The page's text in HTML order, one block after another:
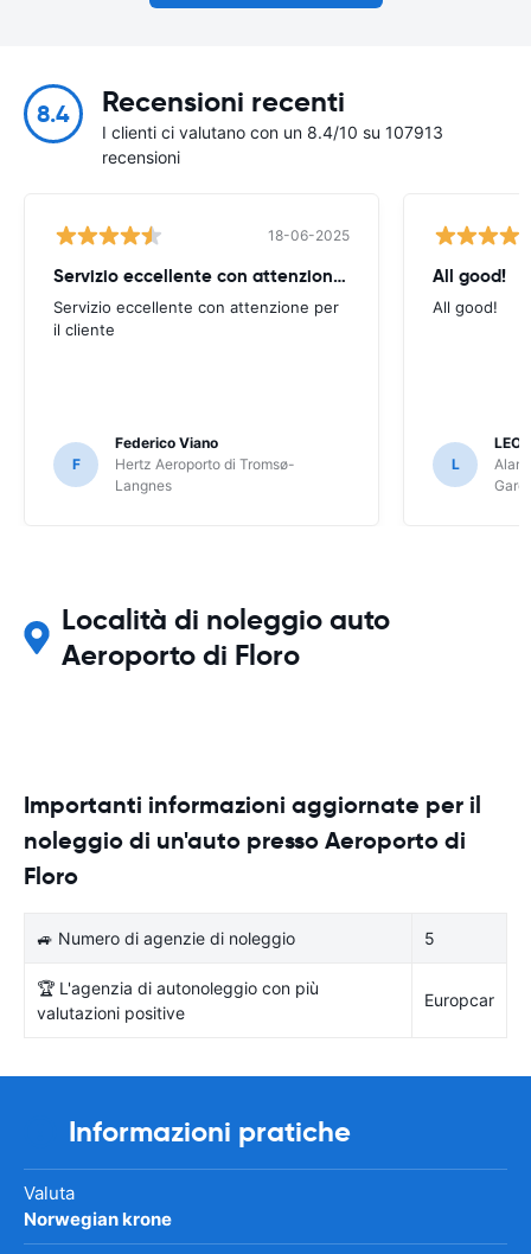
8.4 Recensioni recenti
I clienti ci valutano con un 8.4/10 su 107913
recensioni
18-06-2025
Servizio eccellente con attenzione per
Servizio eccellente con attenzione per
il cliente
F
Federico Viano
Hertz Aeroporto di Tromsø-
Langnes
All good!
All good!
L
Località di noleggio auto
Aeroporto di Floro
Importanti informazioni aggiornate per il
noleggio di un'auto presso Aeroporto di
Floro
🚙 Numero di agenzie di noleggio 5
🏆 L'agenzia di autonoleggio con più
valutazioni positive
Europcar
Informazioni pratiche
Valuta
Norwegian krone